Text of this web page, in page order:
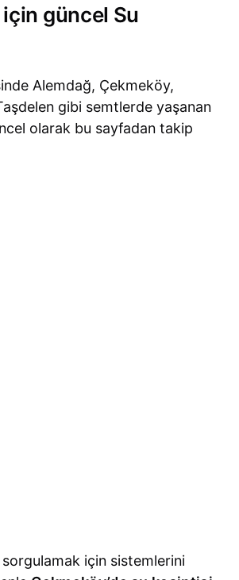
güncel Su
Alemdağ, Çekmeköy,
gibi semtlerde yaşanan
olarak bu sayfadan takip
için sistemlerini